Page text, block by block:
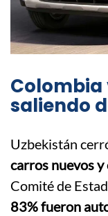
Colombia
saliendo
Uzbekistán
carros nuevos
Comité de
83% fueron